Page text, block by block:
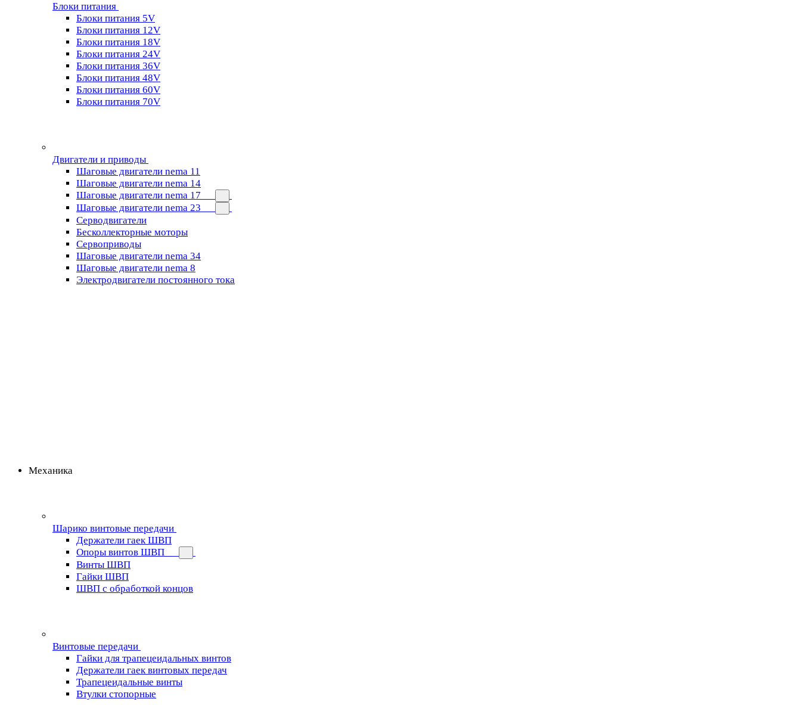
Блоки питания
Блоки питания 5V
Блоки питания 12V
Блоки питания 18V
Блоки питания 24V
Блоки питания 36V
Блоки питания 48V
Блоки питания 60V
Блоки питания 70V
Двигатели и приводы
Шаговые двигатели nema 11
Шаговые двигатели nema 14
Шаговые двигатели nema 17
Шаговые двигатели nema 23
Cерводвигатели
Бесколлекторные моторы
Сервоприводы
Шаговые двигатели nema 34
Шаговые двигатели nema 8
Электродвигатели постоянного тока
Механика
Шарико винтовые передачи
Держатели гаек ШВП
Опоры винтов ШВП
Винты ШВП
Гайки ШВП
ШВП с обработкой концов
Винтовые передачи
Гайки для трапецеидальных винтов
Держатели гаек винтовых передач
Трапецеидальные винты
Втулки стопорные